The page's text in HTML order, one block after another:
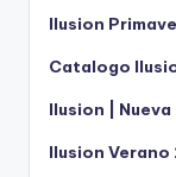
Ilusion
Catalogo
Ilusion |
Ilusion Verano